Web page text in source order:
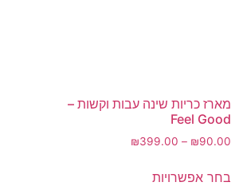
מארז כריות שינה עבות וקשות –
Feel Good
₪90.00
–
₪399.00
בחר אפשרויות